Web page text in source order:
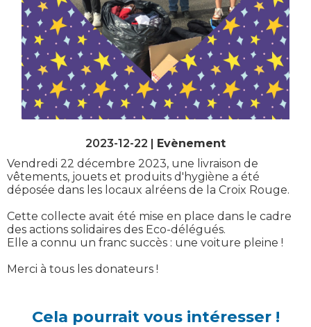
2023-12-22 | Evènement
Vendredi 22 décembre 2023, une livraison de
vêtements, jouets et produits d'hygiène a été
déposée dans les locaux alréens de la Croix Rouge.
Cette collecte avait été mise en place dans le cadre
des actions solidaires des Eco-délégués.
Elle a connu un franc succès : une voiture pleine !
Merci à tous les donateurs !
Cela pourrait vous intéresser !